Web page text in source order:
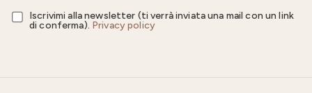
Iscrivimi alla newsletter (ti verrà inviata una mail con un link
di conferma). Privacy policy